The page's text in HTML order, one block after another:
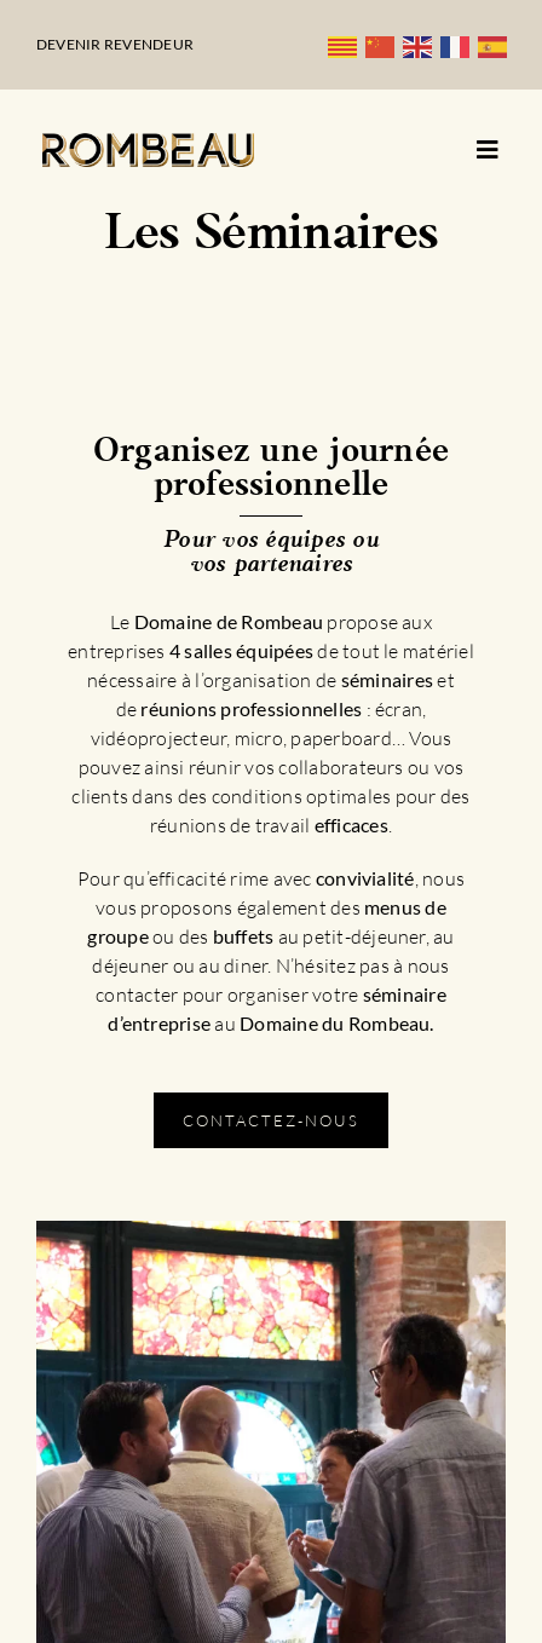
DEVENIR REVENDEUR
Les Séminaires
Organisez une journée
professionnelle
Pour vos équipes ou
vos partenaires
Le Domaine de Rombeau propose aux
entreprises 4 salles équipéesde tout le matériel
nécessaire à l’organisation de séminaireset
de réunions professionnelles : écran,
vidéoprojecteur, micro, paperboard… Vous
pouvez ainsi réunir vos collaborateurs ou vos
clients dans des conditions optimales pour des
réunions de travail efficaces.
Pour qu’efficacité rime avec convivialité, nous
vous proposons également des menus de
groupeou des buffets au petit-déjeuner, au
déjeuner ou au diner. N’hésitez pas à nous
contacter pour organiser votre séminaire
d’entrepriseau Domaine du Rombeau.
CONTACTEZ-NOUS